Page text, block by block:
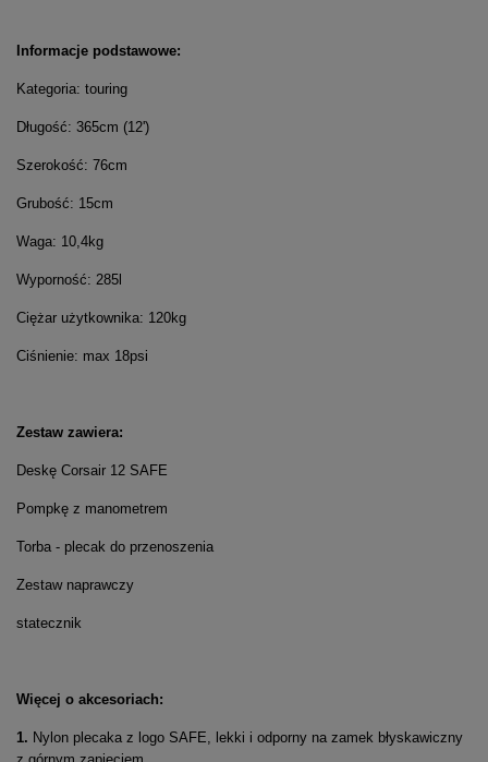
Informacje podstawowe:
Kategoria: touring
Długość: 365cm (12')
Szerokość: 76cm
Grubość: 15cm
Waga: 10,4kg
Wyporność: 285l
Ciężar użytkownika: 120kg
Ciśnienie: max 18psi
Zestaw zawiera:
Deskę Corsair 12 SAFE
Pompkę z manometrem
Torba - plecak do przenoszenia
Zestaw naprawczy
statecznik
Więcej o akcesoriach:
1. Nylon plecaka z logo SAFE, lekki i odporny na zamek błyskawiczny